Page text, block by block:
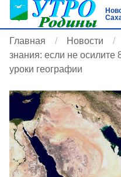
Главная Новости
знания: если не осилите
уроки географии